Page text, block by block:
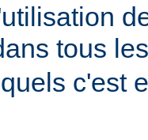
tous
c'est